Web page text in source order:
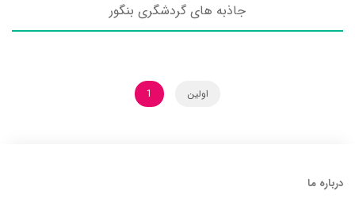
جاذبه های گردشگری بنگور
اولین 1
درباره ما